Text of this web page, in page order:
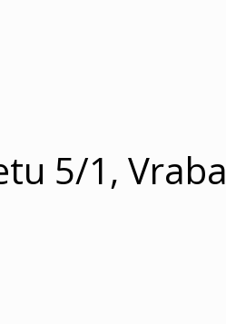
5/1,